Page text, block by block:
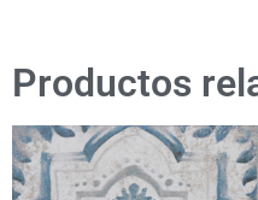
Productos